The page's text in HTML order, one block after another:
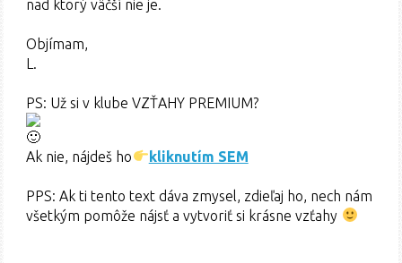
nad ktorý väčší nie je.
Objímam,
L.
PS: Už si v klube VZŤAHY PREMIUM?
Ak nie, nájdeš ho kliknutím SEM
PPS: Ak ti tento text dáva zmysel, zdieľaj ho, nech nám
všetkým pomôže nájsť a vytvoriť si krásne vzťahy